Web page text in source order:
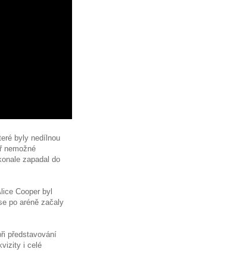
byly nedílnou
nemožné
zapadal do
Cooper byl
po aréně začaly
představování
i celé